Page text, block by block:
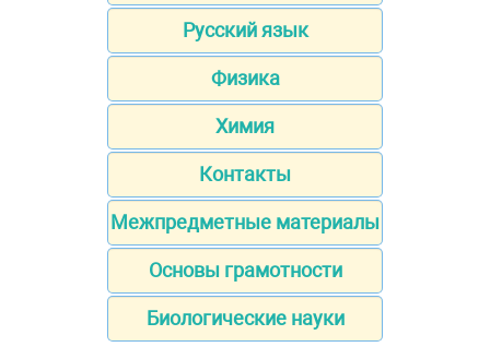
Русский язык
Физика
Химия
Контакты
Межпредметные материалы
Основы грамотности
Биологические науки